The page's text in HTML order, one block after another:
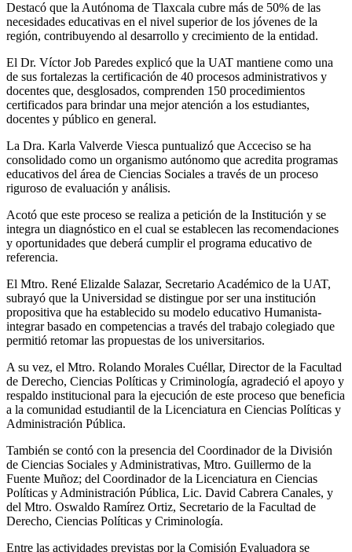
Destacó que la Autónoma de Tlaxcala cubre más de 50% de las
necesidades educativas en el nivel superior de los jóvenes de la
región, contribuyendo al desarrollo y crecimiento de la entidad.
El Dr. Víctor Job Paredes explicó que la UAT mantiene como una
de sus fortalezas la certificación de 40 procesos administrativos y
docentes que, desglosados, comprenden 150 procedimientos
certificados para brindar una mejor atención a los estudiantes,
docentes y público en general.
La Dra. Karla Valverde Viesca puntualizó que Acceciso se ha
consolidado como un organismo autónomo que acredita programas
educativos del área de Ciencias Sociales a través de un proceso
riguroso de evaluación y análisis.
Acotó que este proceso se realiza a petición de la Institución y se
integra un diagnóstico en el cual se establecen las recomendaciones
y oportunidades que deberá cumplir el programa educativo de
referencia.
El Mtro. René Elizalde Salazar, Secretario Académico de la UAT,
subrayó que la Universidad se distingue por ser una institución
propositiva que ha establecido su modelo educativo Humanista-
integrar basado en competencias a través del trabajo colegiado que
permitió retomar las propuestas de los universitarios.
A su vez, el Mtro. Rolando Morales Cuéllar, Director de la Facultad
de Derecho, Ciencias Políticas y Criminología, agradeció el apoyo y
respaldo institucional para la ejecución de este proceso que beneficia
a la comunidad estudiantil de la Licenciatura en Ciencias Políticas y
Administración Pública.
También se contó con la presencia del Coordinador de la División
de Ciencias Sociales y Administrativas, Mtro. Guillermo de la
Fuente Muñoz; del Coordinador de la Licenciatura en Ciencias
Políticas y Administración Pública, Lic. David Cabrera Canales, y
del Mtro. Oswaldo Ramírez Ortiz, Secretario de la Facultad de
Derecho, Ciencias Políticas y Criminología.
Entre las actividades previstas por la Comisión Evaluadora se